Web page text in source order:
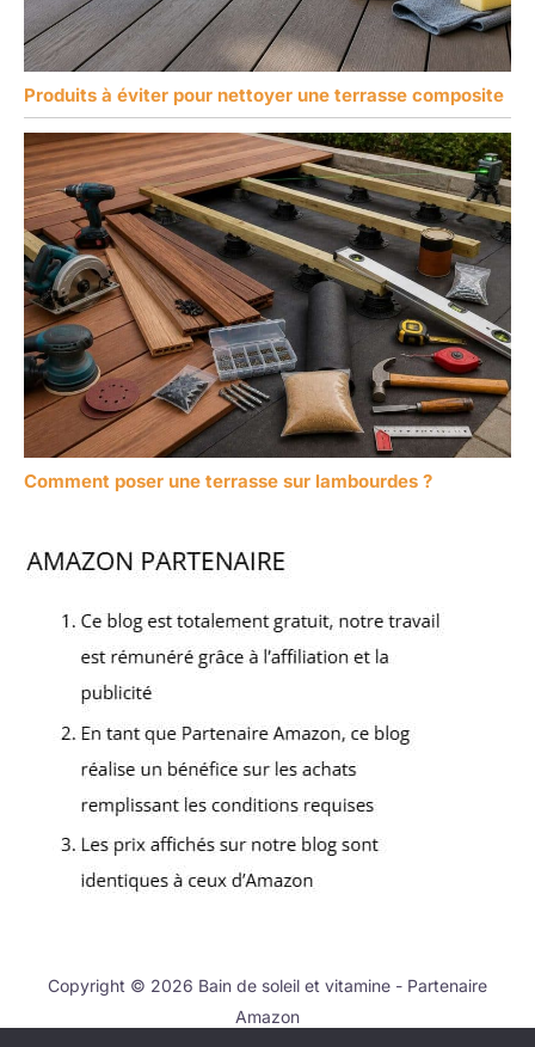
Produits à éviter pour nettoyer une terrasse composite
Comment poser une terrasse sur lambourdes ?
Copyright © 2026 Bain de soleil et vitamine - Partenaire
Amazon